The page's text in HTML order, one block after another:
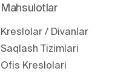
Mahsulotlar
Kreslolar / Divanlar
Saqlash Tizimlari
Ofis Kreslolari